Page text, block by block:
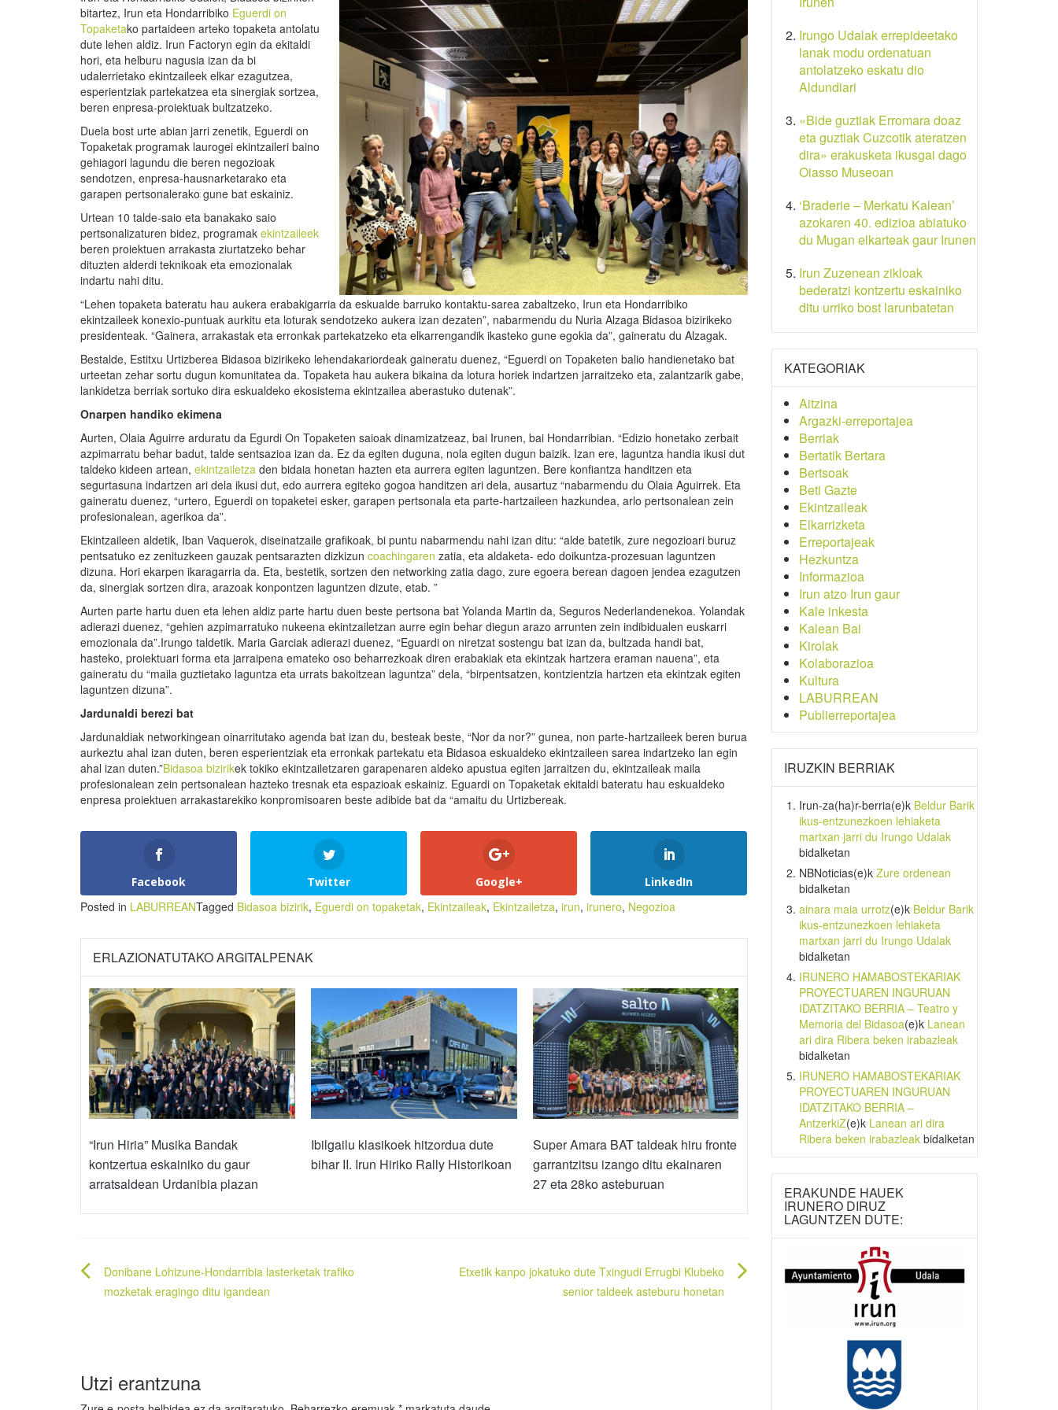
bitartez, Irun eta Hondarribiko Eguerdi on
Topaketako partaideen arteko topaketa antolatu
dute lehen aldiz. Irun Factoryn egin da ekitaldi
hori, eta helburu nagusia izan da bi
udalerrietako ekintzaileek elkar ezagutzea,
esperientziak partekatzea eta sinergiak sortzea,
beren enpresa-proiektuak bultzatzeko.
Duela bost urte abian jarri zenetik, Eguerdi on
Topaketak programak laurogei ekintzaileri baino
gehiagori lagundu die beren negozioak
sendotzen, enpresa-hausnarketarako eta
garapen pertsonalerako gune bat eskainiz.
Urtean 10 talde-saio eta banakako saio
pertsonalizaturen bidez, programak ekintzaileek
beren proiektuen arrakasta ziurtatzeko behar
dituzten alderdi teknikoak eta emozionalak
indartu nahi ditu.
“Lehen topaketa bateratu hau aukera erabakigarria da eskualde barruko kontaktu-sarea zabaltzeko, Irun eta Hondarribiko
ekintzaileek konexio-puntuak aurkitu eta loturak sendotzeko aukera izan dezaten”, nabarmendu du Nuria Alzaga Bidasoa bizirikeko
presidenteak. “Gainera, arrakastak eta erronkak partekatzeko eta elkarrengandik ikasteko gune egokia da”, gaineratu du Alzagak.
Bestalde, Estitxu Urtizberea Bidasoa bizirikeko lehendakariordeak gaineratu duenez, “Eguerdi on Topaketen balio handienetako bat
urteetan zehar sortu dugun komunitatea da. Topaketa hau aukera bikaina da lotura horiek indartzen jarraitzeko eta, zalantzarik gabe,
lankidetza berriak sortuko dira eskualdeko ekosistema ekintzailea aberastuko dutenak”.
Onarpen handiko ekimena
Aurten, Olaia Aguirre arduratu da Egurdi On Topaketen saioak dinamizatzeaz, bai Irunen, bai Hondarribian. “Edizio honetako zerbait
azpimarratu behar badut, talde sentsazioa izan da. Ez da egiten duguna, nola egiten dugun baizik. Izan ere, laguntza handia ikusi dut
taldeko kideen artean, ekintzailetza den bidaia honetan hazten eta aurrera egiten laguntzen. Bere konfiantza handitzen eta
segurtasuna indartzen ari dela ikusi dut, edo aurrera egiteko gogoa handitzen ari dela, ausartuz “nabarmendu du Olaia Aguirrek. Eta
gaineratu duenez, “urtero, Eguerdi on topaketei esker, garapen pertsonala eta parte-hartzaileen hazkundea, arlo pertsonalean zein
profesionalean, agerikoa da”.
Ekintzaileen aldetik, Iban Vaquerok, diseinatzaile grafikoak, bi puntu nabarmendu nahi izan ditu: “alde batetik, zure negozioari buruz
pentsatuko ez zenituzkeen gauzak pentsarazten dizkizun coachingaren zatia, eta aldaketa- edo doikuntza-prozesuan laguntzen
dizuna. Hori ekarpen ikaragarria da. Eta, bestetik, sortzen den networking zatia dago, zure egoera berean dagoen jendea ezagutzen
da, sinergiak sortzen dira, arazoak konpontzen laguntzen dizute, etab. ”
Aurten parte hartu duen eta lehen aldiz parte hartu duen beste pertsona bat Yolanda Martin da, Seguros Nederlandenekoa. Yolandak
adierazi duenez, “gehien azpimarratuko nukeena ekintzailetzan aurre egin behar diegun arazo arrunten zein indibidualen euskarri
emozionala da”.Irungo taldetik. Maria Garciak adierazi duenez, “Eguardi on niretzat sostengu bat izan da, bultzada handi bat,
hasteko, proiektuari forma eta jarraipena emateko oso beharrezkoak diren erabakiak eta ekintzak hartzera eraman nauena”, eta
gaineratu du “maila guztietako laguntza eta urrats bakoitzean laguntza” dela, “birpentsatzen, kontzientzia hartzen eta ekintzak egiten
laguntzen dizuna”.
Jardunaldi berezi bat
Jardunaldiak networkingean oinarritutako agenda bat izan du, besteak beste, “Nor da nor?” gunea, non parte-hartzaileek beren burua
aurkeztu ahal izan duten, beren esperientziak eta erronkak partekatu eta Bidasoa eskualdeko ekintzaileen sarea indartzeko lan egin
ahal izan duten.”Bidasoa bizirikek tokiko ekintzailetzaren garapenaren aldeko apustua egiten jarraitzen du, ekintzaileak maila
profesionalean zein pertsonalean hazteko tresnak eta espazioak eskainiz. Eguardi on Topaketak ekitaldi bateratu hau eskualdeko
enpresa proiektuen arrakastarekiko konpromisoaren beste adibide bat da “amaitu du Urtizbereak.
Facebook Twitter Google+ LinkedIn
Posted in LABURREANTagged Bidasoa bizirik, Eguerdi on topaketak, Ekintzaileak, Ekintzailetza, irun, irunero, Negozioa
ERLAZIONATUTAKO ARGITALPENAK
“Irun Hiria” Musika Bandak
kontzertua eskainiko du gaur
arratsaldean Urdanibia plazan
Ibilgailu klasikoek hitzordua dute
bihar II. Irun Hiriko Rally Historikoan
Super Amara BAT taldeak hiru fronte
garrantzitsu izango ditu ekainaren
27 eta 28ko asteburuan
Bidalketetan
zehar
Donibane Lohizune-Hondarribia lasterketak trafiko
mozketak eragingo ditu igandean
Etxetik kanpo jokatuko dute Txingudi Errugbi Klubeko
senior taldeek asteburu honetan
Utzi erantzuna
Irungo Udalak errepideetako
lanak modu ordenatuan
antolatzeko eskatu dio
Aldundiari
«Bide guztiak Erromara doaz
eta guztiak Cuzcotik ateratzen
dira» erakusketa ikusgai dago
Oiasso Museoan
‘Braderie – Merkatu Kalean’
azokaren 40. edizioa abiatuko
du Mugan elkarteak gaur Irunen
Irun Zuzenean zikloak
bederatzi kontzertu eskainiko
ditu urriko bost larunbatetan
KATEGORIAK
Aitzina
Argazki-erreportajea
Berriak
Bertatik Bertara
Bertsoak
Beti Gazte
Ekintzaileak
Elkarrizketa
Erreportajeak
Hezkuntza
Informazioa
Irun atzo Irun gaur
Kale inkesta
Kalean Bai
Kirolak
Kolaborazioa
Kultura
LABURREAN
Publierreportajea
IRUZKIN BERRIAK
Irun-za(ha)r-berria(e)k Beldur Barik
ikus-entzunezkoen lehiaketa
martxan jarri du Irungo Udalak
bidalketan
NBNoticias(e)k Zure ordenean
bidalketan
ainara maia urrotz(e)k Beldur Barik
ikus-entzunezkoen lehiaketa
martxan jarri du Irungo Udalak
bidalketan
IRUNERO HAMABOSTEKARIAK
PROYECTUAREN INGURUAN
IDATZITAKO BERRIA – Teatro y
Memoria del Bidasoa(e)k Lanean
ari dira Ribera beken irabazleak
bidalketan
IRUNERO HAMABOSTEKARIAK
PROYECTUAREN INGURUAN
IDATZITAKO BERRIA –
AntzerkiZ(e)k Lanean ari dira
Ribera beken irabazleakbidalketan
ERAKUNDE HAUEK
IRUNERO DIRUZ
LAGUNTZEN DUTE: